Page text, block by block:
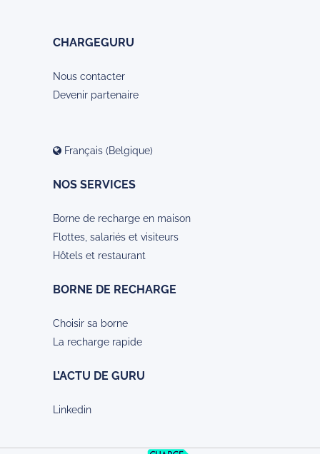
CHARGEGURU
Nous contacter
Devenir partenaire
Français (Belgique)
NOS SERVICES
Borne de recharge en maison
Flottes, salariés et visiteurs
Hôtels et restaurant
BORNE DE RECHARGE
Choisir sa borne
La recharge rapide
L’ACTU DE GURU
Linkedin